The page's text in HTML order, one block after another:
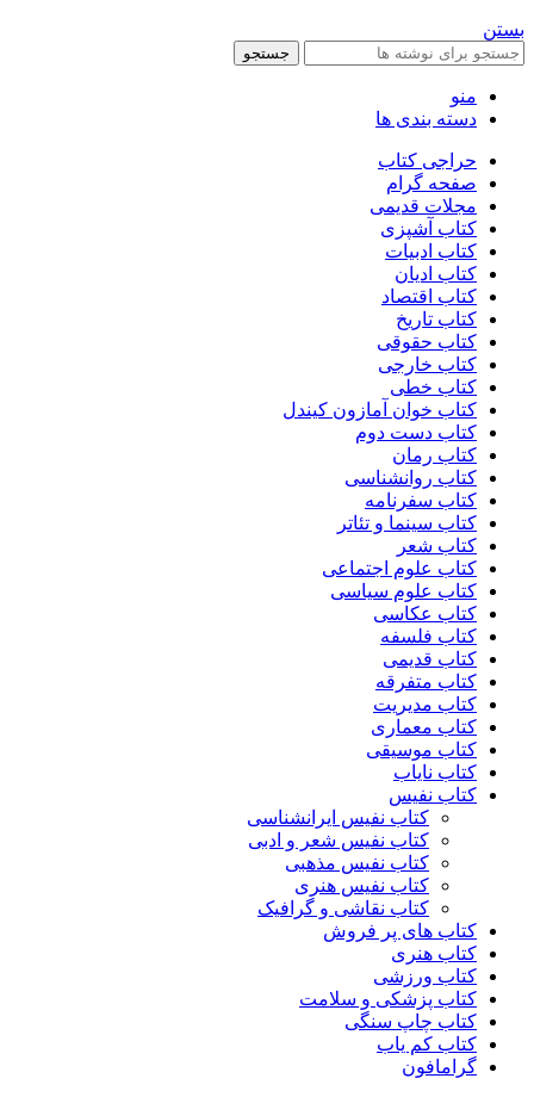
بستن
جستجو
منو
دسته بندی ها
حراجی کتاب
صفحه گرام
مجلات قدیمی
کتاب آشپزی
کتاب ادبیات
کتاب ادیان
کتاب اقتصاد
کتاب تاریخ
کتاب حقوقی
کتاب خارجی
کتاب خطی
کتاب خوان آمازون کیندل
کتاب دست دوم
کتاب رمان
کتاب روانشناسی
کتاب سفرنامه
کتاب سینما و تئاتر
کتاب شعر
کتاب علوم اجتماعی
کتاب علوم سیاسی
کتاب عکاسی
کتاب فلسفه
کتاب قدیمی
کتاب متفرقه
کتاب مدیریت
کتاب معماری
کتاب موسیقی
کتاب نایاب
کتاب نفیس
کتاب نفیس ایرانشناسی
کتاب نفیس شعر و ادبی
کتاب نفیس مذهبی
کتاب نفیس هنری
کتاب نقاشی و گرافیک
کتاب های پر فروش
کتاب هنری
کتاب ورزشی
کتاب پزشکی و سلامت
کتاب چاپ سنگی
کتاب کم یاب
گرامافون